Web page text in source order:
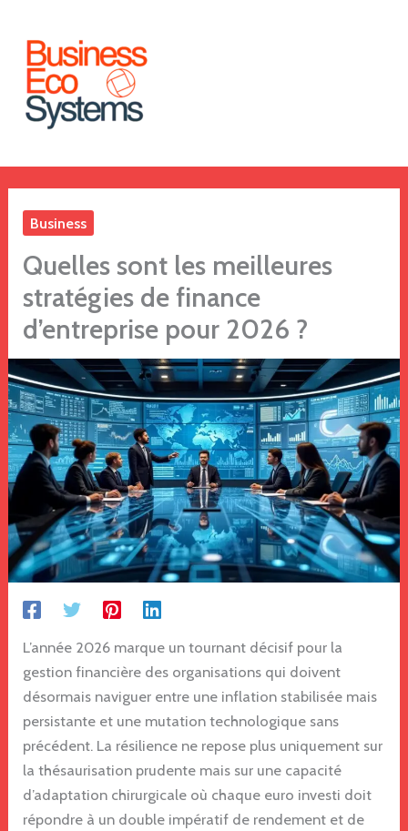
contenu
Business
Quelles sont les meilleures
stratégies de finance
d’entreprise pour 2026 ?
L’année 2026 marque un tournant décisif pour la
gestion financière des organisations qui doivent
désormais naviguer entre une inflation stabilisée mais
persistante et une mutation technologique sans
précédent. La résilience ne repose plus uniquement sur
la thésaurisation prudente mais sur une capacité
d’adaptation chirurgicale où chaque euro investi doit
répondre à un double impératif de rendement et de